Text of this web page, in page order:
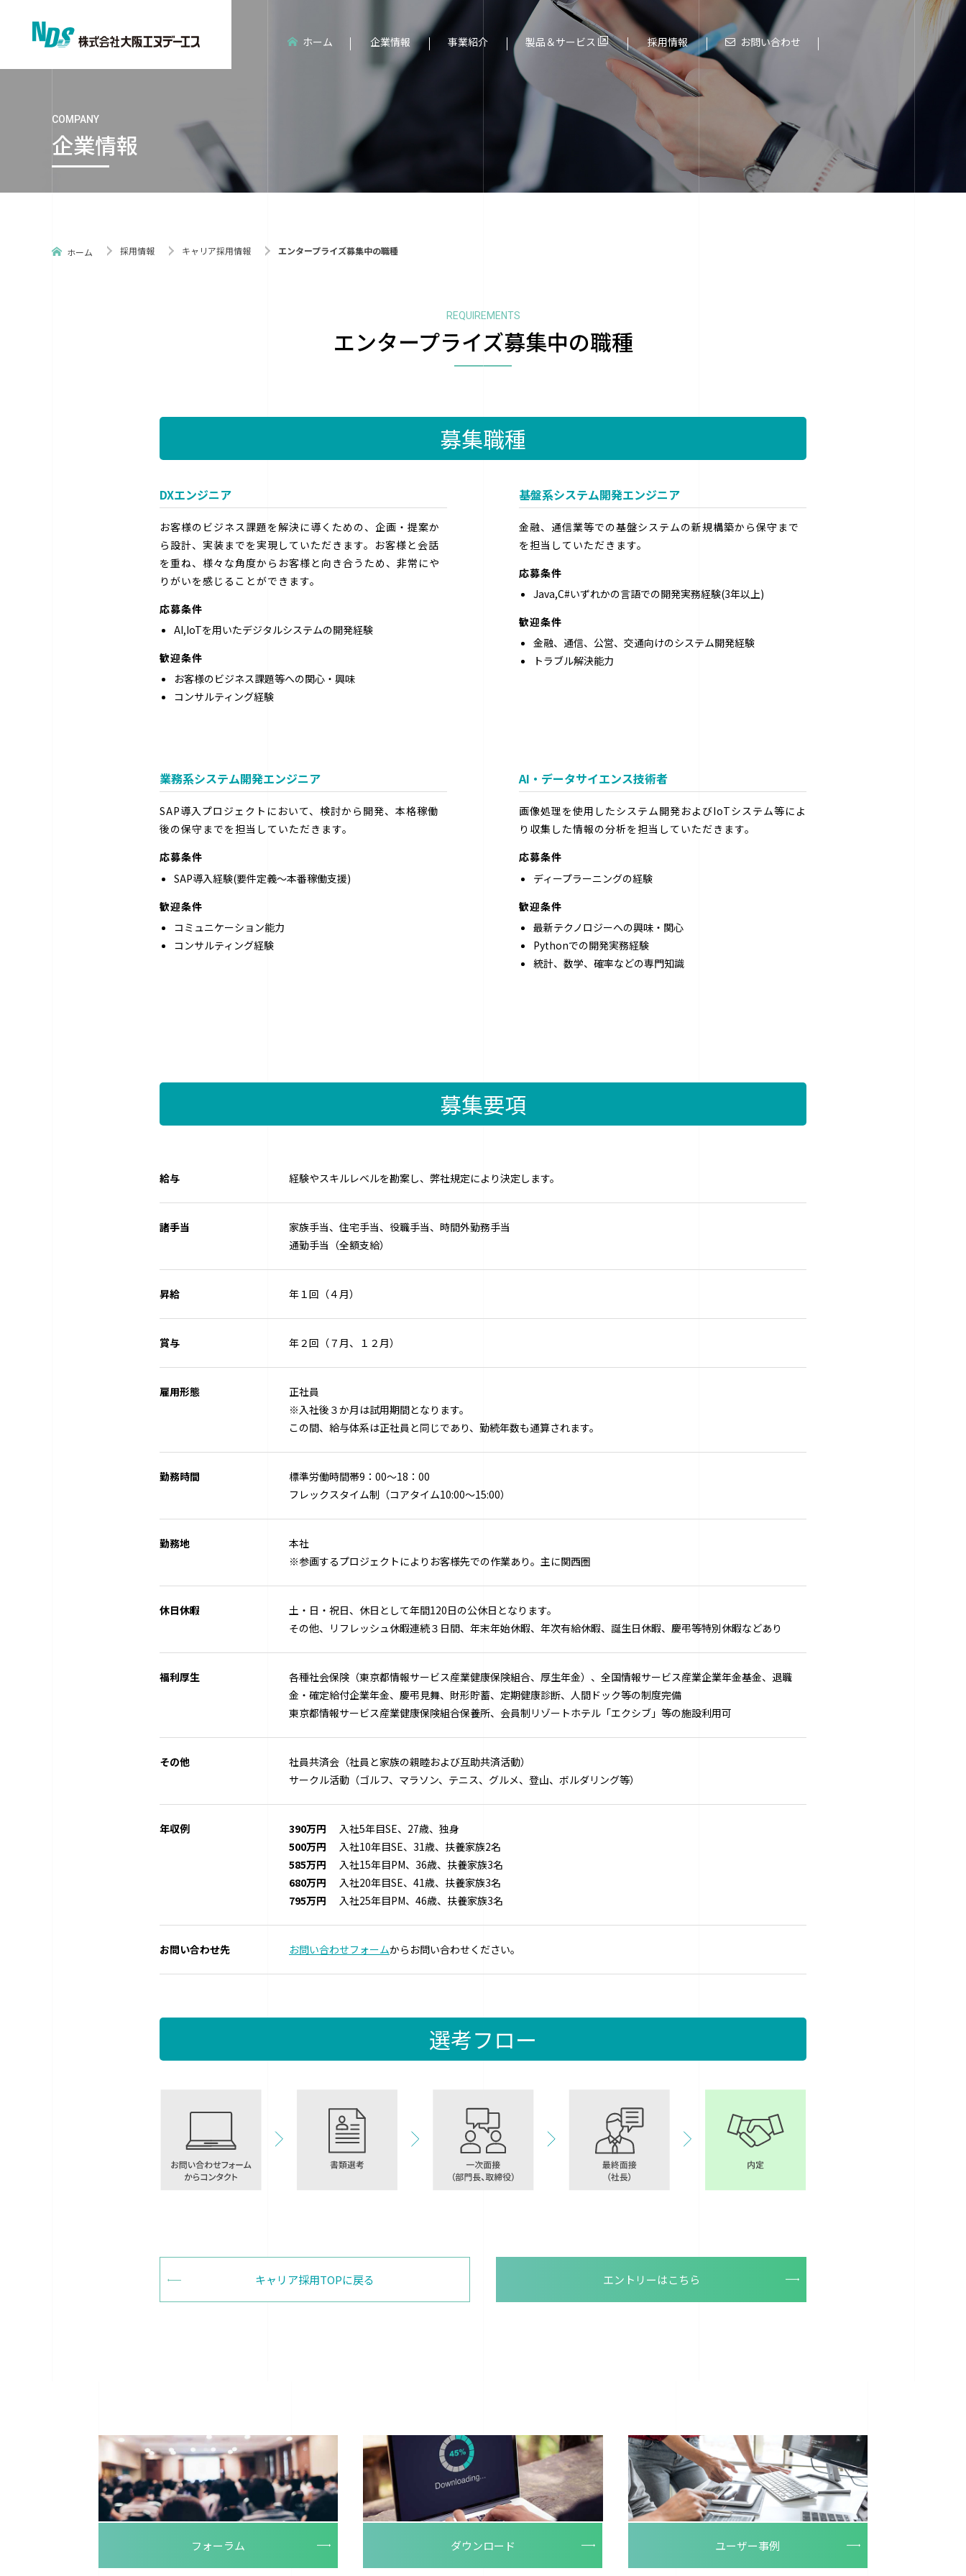
ホーム 企業情報
個人情報保護について
事業紹介 製品＆サービス 採用情報 お問い合わせ
COMPANY
企業情報
ホーム 採用情報 キャリア採用情報 エンタープライズ募集中の職種
REQUIREMENTS
エンタープライズ募集中の職種
募集職種
DXエンジニア
お客様のビジネス課題を解決に導くための、企画・提案か
ら設計、実装までを実現していただきます。お客様と会話
を重ね、様々な角度からお客様と向き合うため、非常にや
りがいを感じることができます。
応募条件
AI,IoTを用いたデジタルシステムの開発経験
歓迎条件
お客様のビジネス課題等への関心・興味
コンサルティング経験
基盤系システム開発エンジニア
金融、通信業等での基盤システムの新規構築から保守まで
を担当していただきます。
応募条件
Java,C#いずれかの言語での開発実務経験(3年以上)
歓迎条件
金融、通信、公営、交通向けのシステム開発経験
トラブル解決能力
業務系システム開発エンジニア
SAP導入プロジェクトにおいて、検討から開発、本格稼働
後の保守までを担当していただきます。
応募条件
SAP導入経験(要件定義～本番稼働支援)
歓迎条件
コミュニケーション能力
コンサルティング経験
AI・データサイエンス技術者
画像処理を使用したシステム開発およびIoTシステム等によ
り収集した情報の分析を担当していただきます。
応募条件
ディープラーニングの経験
歓迎条件
最新テクノロジーへの興味・関心
Pythonでの開発実務経験
統計、数学、確率などの専門知識
募集要項
給与 経験やスキルレベルを勘案し、弊社規定により決定します。
諸手当
家族手当、住宅手当、役職手当、時間外勤務手当
通勤手当（全額支給）
昇給 年１回（４月）
賞与 年２回（７月、１２月）
雇用形態
正社員
※入社後３か月は試用期間となります。
この間、給与体系は正社員と同じであり、勤続年数も通算されます。
勤務時間
標準労働時間帯9：00～18：00
フレックスタイム制（コアタイム10:00～15:00）
勤務地
本社
※参画するプロジェクトによりお客様先での作業あり。主に関西圏
休日休暇
土・日・祝日、休日として年間120日の公休日となります。
その他、リフレッシュ休暇連続３日間、年末年始休暇、年次有給休暇、誕生日休暇、慶弔等特別休暇などあり
福利厚生
各種社会保険（東京都情報サービス産業健康保険組合、厚生年金）、全国情報サービス産業企業年金基金、退職
金・確定給付企業年金、慶弔見舞、財形貯蓄、定期健康診断、人間ドック等の制度完備
東京都情報サービス産業健康保険組合保養所、会員制リゾートホテル「エクシブ」等の施設利用可
その他
社員共済会（社員と家族の親睦および互助共済活動）
サークル活動（ゴルフ、マラソン、テニス、グルメ、登山、ボルダリング等）
年収例 390万円
入社5年目SE、27歳、独身
500万円
入社10年目SE、31歳、扶養家族2名
585万円
入社15年目PM、36歳、扶養家族3名
680万円
入社20年目SE、41歳、扶養家族3名
795万円
入社25年目PM、46歳、扶養家族3名
お問い合わせ先 お問い合わせフォームからお問い合わせください。
選考フロー
キャリア採用TOPに戻る エントリーはこちら
フォーラム ダウンロード ユーザー事例